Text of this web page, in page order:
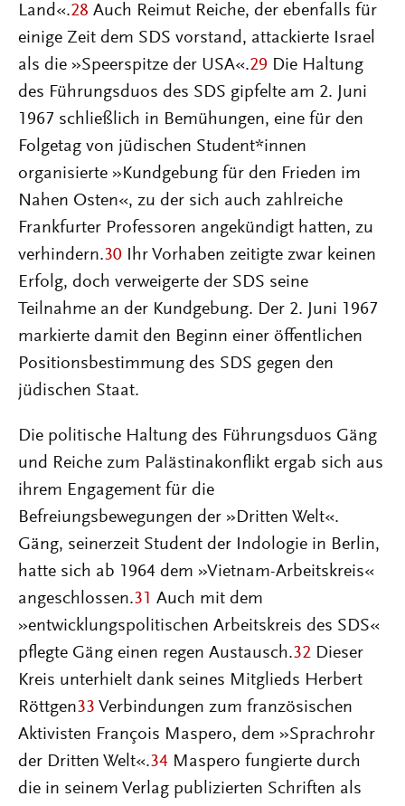
Land«.28 Auch Reimut Reiche, der ebenfalls für
einige Zeit dem SDS vorstand, attackierte Israel
als die »Speerspitze der USA«.29 Die Haltung
des Führungsduos des SDS gipfelte am 2. Juni
1967 schließlich in Bemühungen, eine für den
Folgetag von jüdischen Student*innen
organisierte »Kundgebung für den Frieden im
Nahen Osten«, zu der sich auch zahlreiche
Frankfurter Professoren angekündigt hatten, zu
verhindern.30 Ihr Vorhaben zeitigte zwar keinen
Erfolg, doch verweigerte der SDS seine
Teilnahme an der Kundgebung. Der 2. Juni 1967
markierte damit den Beginn einer öffentlichen
Positionsbestimmung des SDS gegen den
jüdischen Staat.
Die politische Haltung des Führungsduos Gäng
und Reiche zum Palästinakonflikt ergab sich aus
ihrem Engagement für die
Befreiungsbewegungen der »Dritten Welt«.
Gäng, seinerzeit Student der Indologie in Berlin,
hatte sich ab 1964 dem »Vietnam-Arbeitskreis«
angeschlossen.31 Auch mit dem
»entwicklungspolitischen Arbeitskreis des SDS«
pflegte Gäng einen regen Austausch.32 Dieser
Kreis unterhielt dank seines Mitglieds Herbert
Röttgen33 Verbindungen zum französischen
Aktivisten François Maspero, dem »Sprachrohr
der Dritten Welt«.34 Maspero fungierte durch
die in seinem Verlag publizierten Schriften als